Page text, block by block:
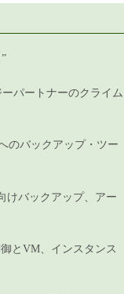
パートナーのクライム
のバックアップ・ツー
けバックアップ、アー
とVM、インスタンス